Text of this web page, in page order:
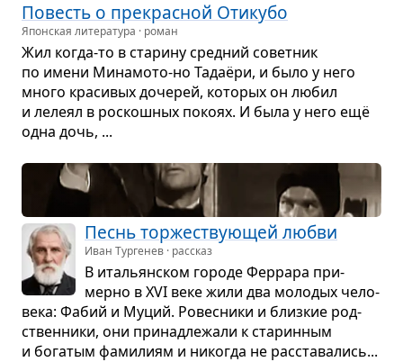
Повесть о пре­крас­ной Оти­кубо
Японская литература · роман
Жил когда-то в ста­рину сред­ний совет­ник
по имени Мина­мото-но Тадаёри, и было у него
много кра­си­вых доче­рей, кото­рых он любил
и лелеял в рос­кош­ных покоях. И была у него ещё
одна дочь, ...
Песнь тор­же­ству­ю­щей любви
Иван Тургенев · рассказ
В ита­льян­ском городе Фер­рара при­
мерно в XVI веке жили два моло­дых чело­
века: Фабий и Муций. Ровес­ники и близ­кие род­
ствен­ники, они при­над­ле­жали к ста­рин­ным
и бога­тым фами­лиям и нико­гда не рас­ста­ва­лись...